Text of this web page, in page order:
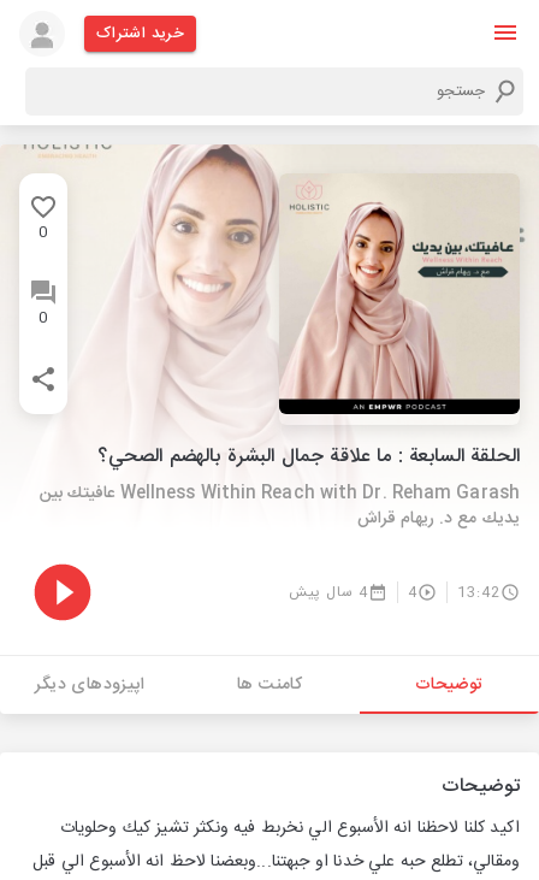
خرید اشتراک
0
0
الحلقة السابعة : ما علاقة جمال البشرة بالهضم الصحي؟
Wellness Within Reach with Dr. Reham Garash عافيتك بين
يديك مع د. ريهام قراش
13:42
4 4 سال پیش
توضیحات کامنت ها اپیزودهای دیگر
توضیحات
اكيد كلنا لاحظنا انه الأسبوع الي نخربط فيه ونكثر تشيز كيك وحلويات
ومقالي، تطلع حبه علي خدنا او جبهتنا...وبعضنا لاحظ انه الأسبوع الي قبل